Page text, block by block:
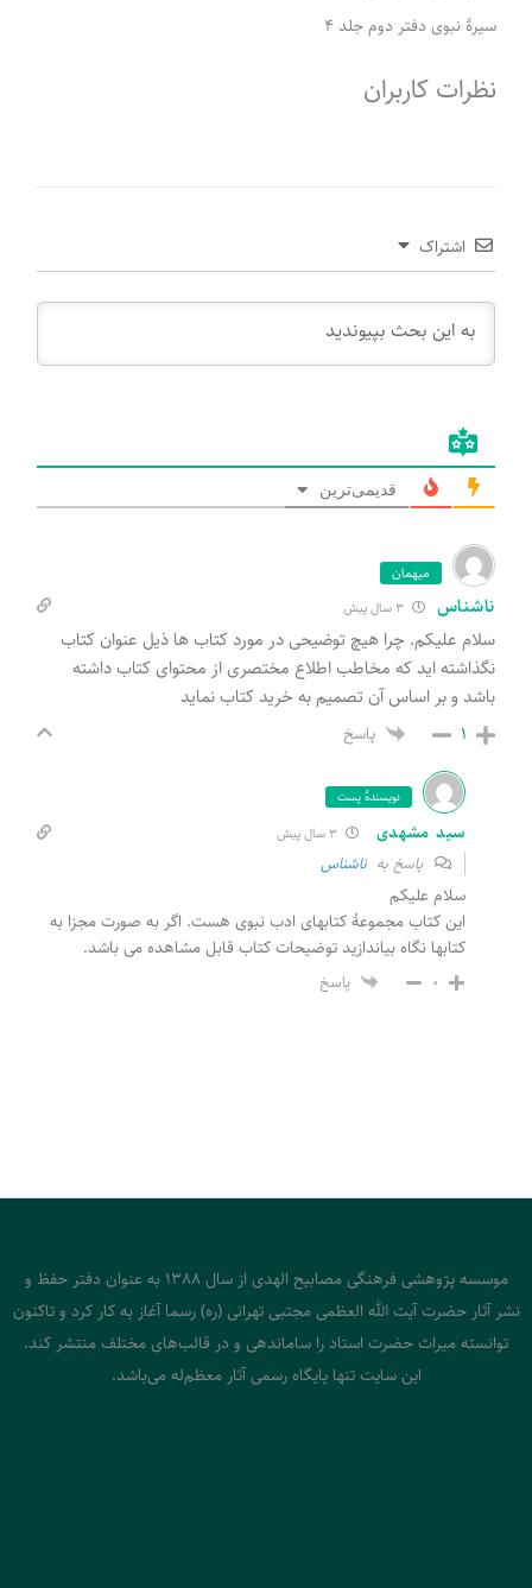
سیرۀ نبوی دفتر دوم جلد 4
نظرات کاربران
اشتراک
قدیمی‌ترین
میهمان
ناشناس 3 سال پیش
سلام علیکم. چرا هیچ توضیحی در مورد کتاب ها ذیل عنوان کتاب
نگذاشته اید که مخاطب اطلاع مختصری از محتوای کتاب داشته
باشد و بر اساس آن تصمیم به خرید کتاب‌ نماید
1 پاسخ
نویسندۀ پست
سید مشهدی 3 سال پیش
پاسخ به ناشناس
سلام علیکم
این کتاب مجموعۀ کتابهای ادب نبوی هست. اگر به صورت مجزا به
کتابها نگاه بیاندازید توضیحات کتاب قابل مشاهده می باشد.
0 پاسخ
موسسه پژوهشی فرهنگی مصابیح الهدی از سال 1388 به عنوان دفتر حفظ و
نشر آثار حضرت آیت الله العظمی مجتبی تهرانی (ره) رسما آغاز به کار کرد و تاکنون
توانسته میراث حضرت استاد را ساماندهی و در قالب‌های مختلف منتشر کند.
این سایت تنها پایگاه رسمی آثار معظم‌له می‌باشد.